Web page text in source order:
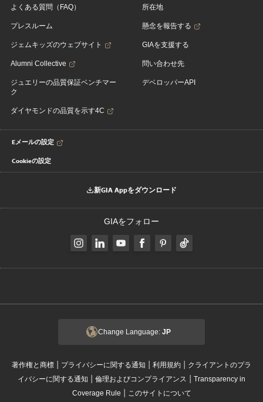
よくある質問（FAQ）
プレスルーム
ジェムキッズのウェブサイト
Alumni Collective
ジュエリーの品質保証ベンチマー
ク
ダイヤモンドの品質を示す4C
所在地
懸念を報告する
GIAを支援する
問い合わせ先
デベロッパーAPI
Eメールの設定
Cookieの設定
新GIA Appをダウンロード
GIAをフォロー
Change Language: JP
著作権と商標 | プライバシーに関する通知 | 利用規約 | クライアントのプラ
イバシーに関する通知 | 倫理およびコンプライアンス | Transparency in
Coverage Rule | このサイトについて